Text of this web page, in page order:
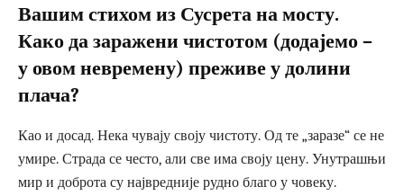
Вашим стихом из Сусрета на мосту.
Како да заражени чистотом (додајемо –
у овом невремену) преживе у долини
плача?
Као и досад. Нека чувају своју чистоту. Од те „заразе“ се не
умире. Страда се често, али све има своју цену. Унутрашњи
мир и доброта су највредније рудно благо у човеку.